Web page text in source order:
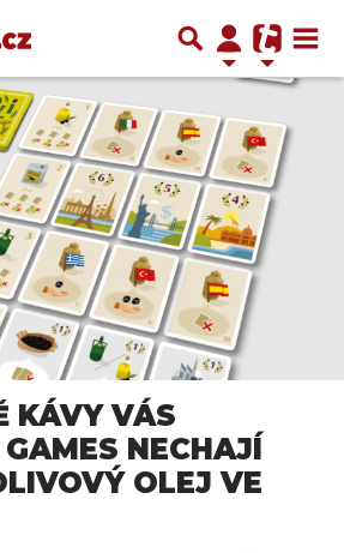
KÁVY VÁS
NECHAJÍ
OLEJ VE